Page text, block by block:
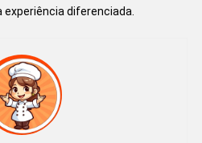
diferenciada.